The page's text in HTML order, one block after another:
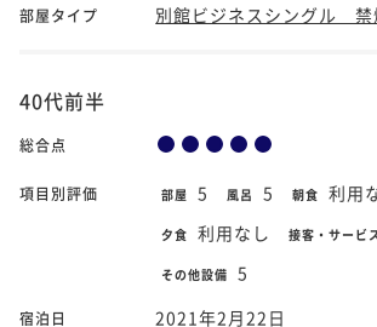
部屋タイプ 別館ビジネスシングル 禁
40代前半
総合点
項目別評価 部屋 5 風呂 5 朝食 利用
夕食 利用なし 接客・サービ
その他設備 5
宿泊日 2021年2月22日